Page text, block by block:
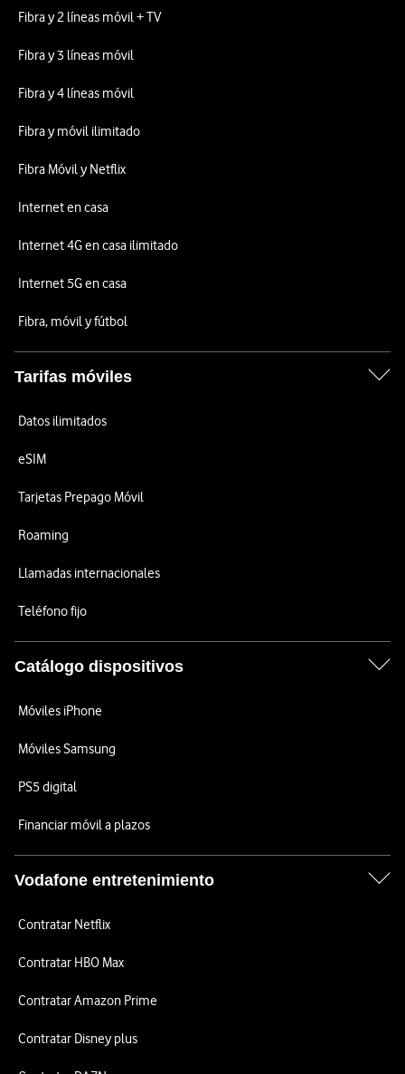
Fibra y 2 líneas móvil + TV
Fibra y 3 líneas móvil
Fibra y 4 líneas móvil
Fibra y móvil ilimitado
Fibra Móvil y Netflix
Internet en casa
Internet 4G en casa ilimitado
Internet 5G en casa
Fibra, móvil y fútbol
Tarifas móviles
Datos ilimitados
eSIM
Tarjetas Prepago Móvil
Roaming
Llamadas internacionales
Teléfono fijo
Catálogo dispositivos
Móviles iPhone
Móviles Samsung
PS5 digital
Financiar móvil a plazos
Vodafone entretenimiento
Contratar Netflix
Contratar HBO Max
Contratar Amazon Prime
Contratar Disney plus